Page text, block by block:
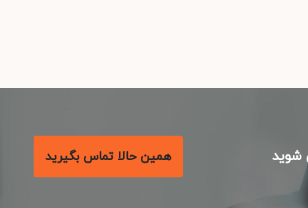
همین حالا تماس بگیرید